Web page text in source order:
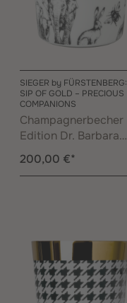
SIEGER by FÜRSTENBERG:
SIP OF GOLD – PRECIOUS
COMPANIONS
Champagnerbecher
Edition Dr. Barbara
Sturm
200,00 €*